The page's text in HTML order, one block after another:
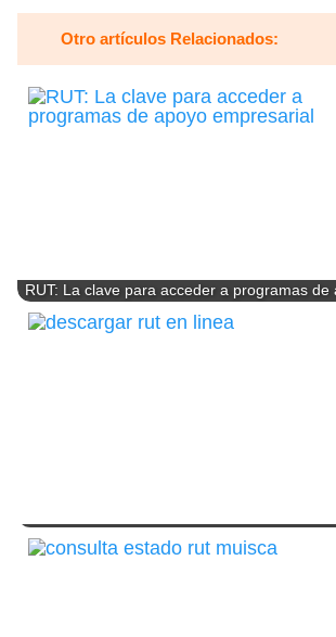
Otro artículos Relacionados:
RUT: La clave para acceder a programas de